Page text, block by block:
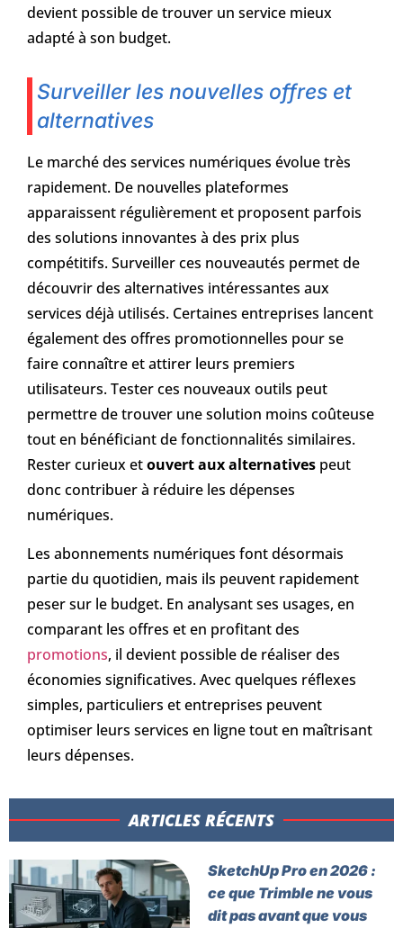
devient possible de trouver un service mieux
adapté à son budget.
Surveiller les nouvelles offres et
alternatives
Le marché des services numériques évolue très
rapidement. De nouvelles plateformes
apparaissent régulièrement et proposent parfois
des solutions innovantes à des prix plus
compétitifs. Surveiller ces nouveautés permet de
découvrir des alternatives intéressantes aux
services déjà utilisés. Certaines entreprises lancent
également des offres promotionnelles pour se
faire connaître et attirer leurs premiers
utilisateurs. Tester ces nouveaux outils peut
permettre de trouver une solution moins coûteuse
tout en bénéficiant de fonctionnalités similaires.
Rester curieux etouvert aux alternatives peut
donc contribuer à réduire les dépenses
numériques.
Les abonnements numériques font désormais
partie du quotidien, mais ils peuvent rapidement
peser sur le budget. En analysant ses usages, en
comparant les offres et en profitant des
promotions, il devient possible de réaliser des
économies significatives. Avec quelques réflexes
simples, particuliers et entreprises peuvent
optimiser leurs services en ligne tout en maîtrisant
leurs dépenses.
ARTICLES RÉCENTS​
SketchUp Pro en 2026 :
ce que Trimble ne vous
dit pas avant que vous